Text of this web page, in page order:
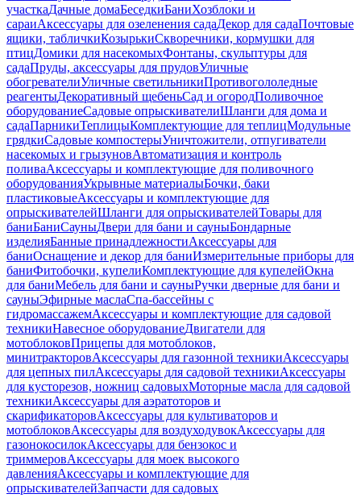
участкаДачные домаБеседкиБаниХозблоки и
сараиАксессуары для озеленения садаДекор для садаПочтовые
ящики, табличкиКозырькиСкворечники, кормушки для
птицДомики для насекомыхФонтаны, скульптуры для
садаПруды, аксессуары для прудовУличные
обогревателиУличные светильникиПротивогололедные
реагентыДекоративный щебеньСад и огородПоливочное
оборудованиеСадовые опрыскивателиШланги для дома и
садаПарникиТеплицыКомплектующие для теплицМодульные
грядкиСадовые компостерыУничтожители, отпугиватели
насекомых и грызуновАвтоматизация и контроль
поливаАксессуары и комплектующие для поливочного
оборудованияУкрывные материалыБочки, баки
пластиковыеАксессуары и комплектующие для
опрыскивателейШланги для опрыскивателейТовары для
баниБаниСауныДвери для бани и сауныБондарные
изделияБанные принадлежностиАксессуары для
баниОснащение и декор для баниИзмерительные приборы для
баниФитобочки, купелиКомплектующие для купелейОкна
для баниМебель для бани и сауныРучки дверные для бани и
сауныЭфирные маслаСпа-бассейны с
гидромассажемАксессуары и комплектующие для садовой
техникиНавесное оборудованиеДвигатели для
мотоблоковПрицепы для мотоблоков,
минитракторовАксессуары для газонной техникиАксессуары
для цепных пилАксессуары для садовой техникиАксессуары
для кусторезов, ножниц садовыхМоторные масла для садовой
техникиАксессуары для аэратоторов и
скарификаторовАксессуары для культиваторов и
мотоблоковАксессуары для воздуходувокАксессуары для
газонокосилокАксессуары для бензокос и
триммеровАксессуары для моек высокого
давленияАксессуары и комплектующие для
опрыскивателейЗапчасти для садовых